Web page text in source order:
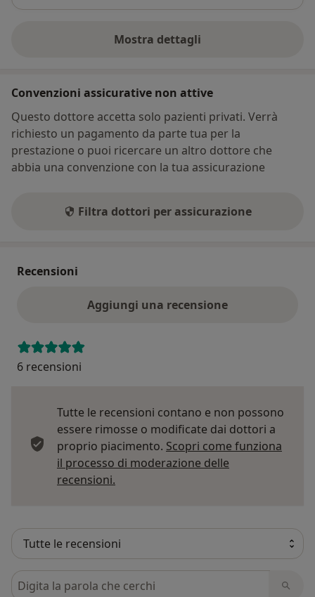
Mostra dettagli
sull'indirizzo
Convenzioni assicurative non attive
Questo dottore accetta solo pazienti privati. Verrà
richiesto un pagamento da parte tua per la
prestazione o puoi ricercare un altro dottore che
abbia una convenzione con la tua assicurazione
Filtra dottori per assicurazione
Recensioni
Aggiungi una recensione
6 recensioni
Tutte le recensioni contano e non possono
essere rimosse o modificate dai dottori a
proprio piacimento. Scopri come funziona
il processo di moderazione delle
recensioni.
Cerca nelle recensioni